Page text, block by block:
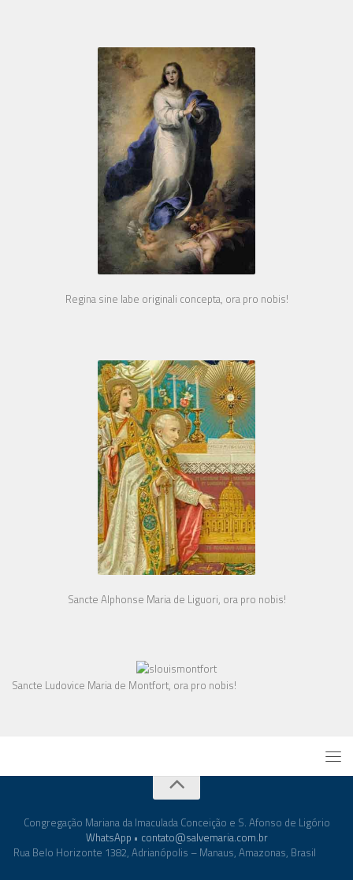
Regina sine labe originali concepta, ora pro nobis!
Sancte Alphonse Maria de Liguori, ora pro nobis!
Sancte Ludovice Maria de Montfort, ora pro nobis!
Congregação Mariana da Imaculada Conceição e S. Afonso de Ligório
WhatsApp • contato@salvemaria.com.br
Rua Belo Horizonte 1382, Adrianópolis – Manaus, Amazonas, Brasil